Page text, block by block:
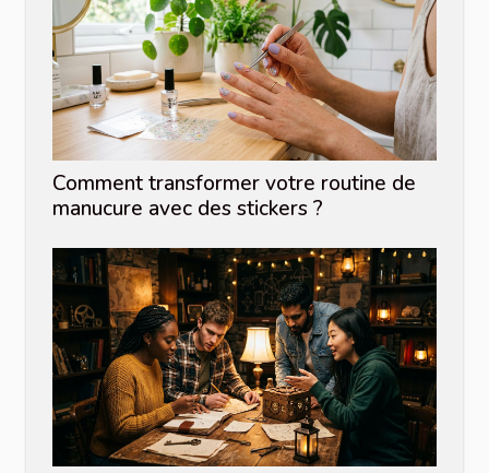
Comment transformer votre routine de
manucure avec des stickers ?